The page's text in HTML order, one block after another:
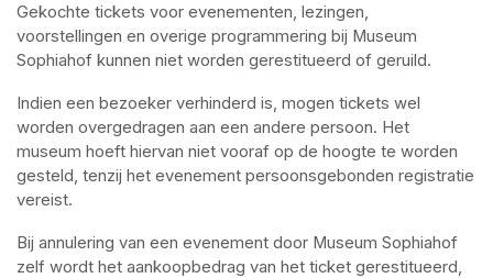
Gekochte tickets voor evenementen, lezingen,
voorstellingen en overige programmering bij Museum
Sophiahof kunnen niet worden gerestitueerd of geruild.
Indien een bezoeker verhinderd is, mogen tickets wel
worden overgedragen aan een andere persoon. Het
museum hoeft hiervan niet vooraf op de hoogte te worden
gesteld, tenzij het evenement persoonsgebonden registratie
vereist.
Bij annulering van een evenement door Museum Sophiahof
zelf wordt het aankoopbedrag van het ticket gerestitueerd,